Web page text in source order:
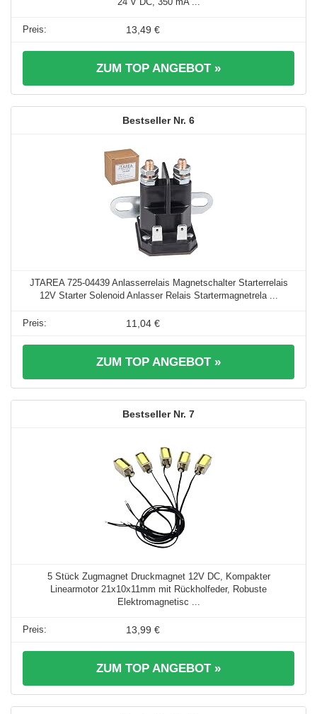
13,49 €
ZUM TOP ANGEBOT »
6
JTAREA 725-04439 Anlasserrelais Magnetschalter Starterrelais
12V Starter Solenoid Anlasser Relais Startermagnetrela ...
11,04 €
ZUM TOP ANGEBOT »
7
5 Stück Zugmagnet Druckmagnet 12V DC, Kompakter
Linearmotor 21x10x11mm mit Rückholfeder, Robuste
Elektromagnetisc ...
13,99 €
ZUM TOP ANGEBOT »